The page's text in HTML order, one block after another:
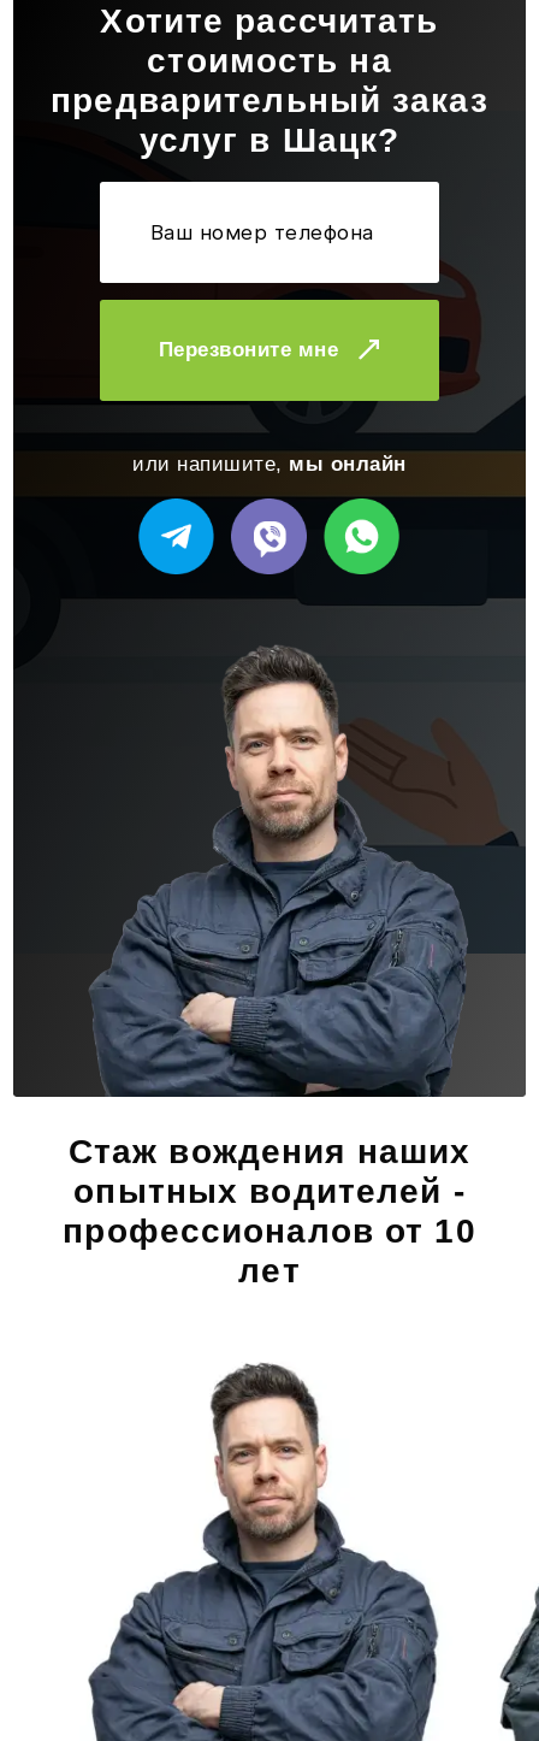
Хотите рассчитать
стоимость на
предварительный заказ
услуг в Шацк?
Перезвоните мне
или напишите, мы онлайн
Стаж вождения наших
опытных водителей -
профессионалов от 10
лет